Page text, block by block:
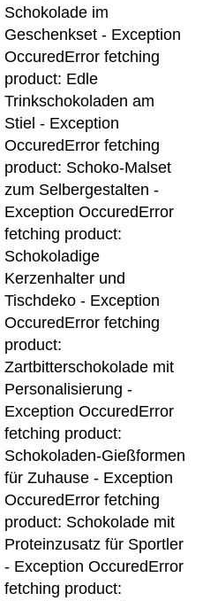
Schokolade im
Geschenkset - Exception
OccuredError fetching
product: Edle
Trinkschokoladen am
Stiel - Exception
OccuredError fetching
product: Schoko-Malset
zum Selbergestalten -
Exception OccuredError
fetching product:
Schokoladige
Kerzenhalter und
Tischdeko - Exception
OccuredError fetching
product:
Zartbitterschokolade mit
Personalisierung -
Exception OccuredError
fetching product:
Schokoladen-Gießformen
für Zuhause - Exception
OccuredError fetching
product: Schokolade mit
Proteinzusatz für Sportler
- Exception OccuredError
fetching product: